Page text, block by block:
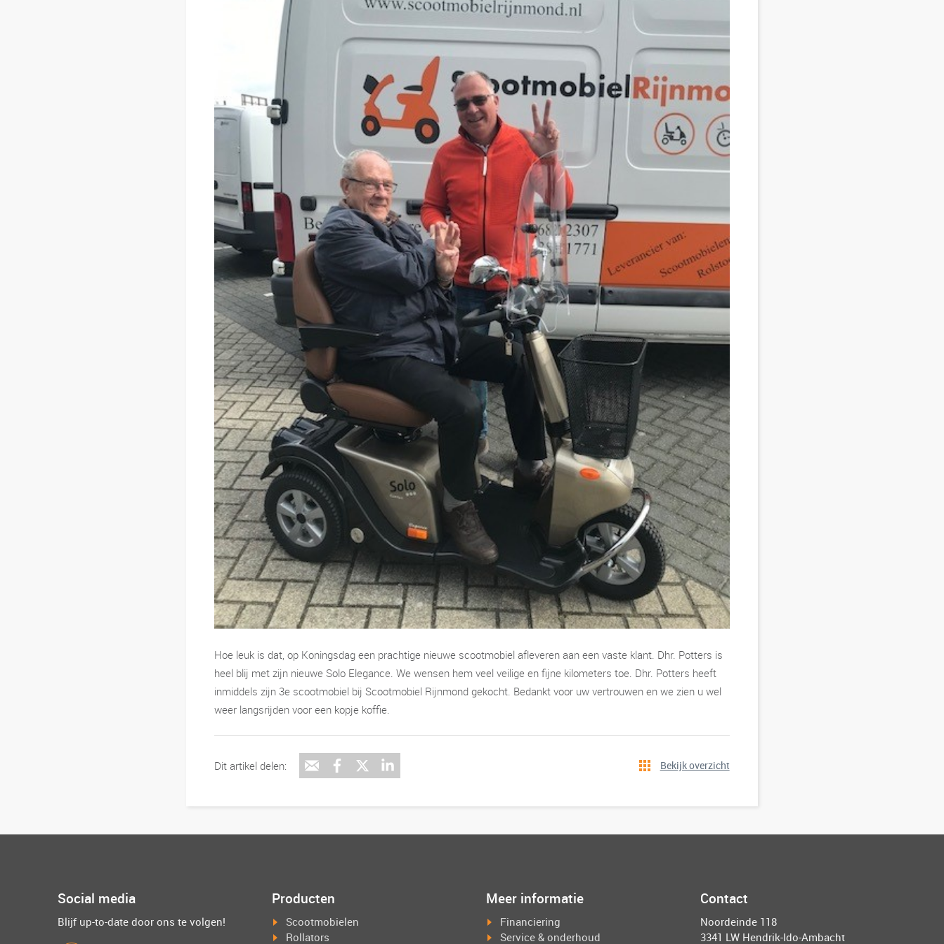
Hoe leuk is dat, op Koningsdag een prachtige nieuwe scootmobiel afleveren aan een vaste klant. Dhr. Potters is
heel blij met zijn nieuwe Solo Elegance. We wensen hem veel veilige en fijne kilometers toe. Dhr. Potters heeft
inmiddels zijn 3e scootmobiel bij Scootmobiel Rijnmond gekocht. Bedankt voor uw vertrouwen en we zien u wel
weer langsrijden voor een kopje koffie.
Dit artikel delen: Bekijk overzicht
Social media
Blijf up-to-date door ons te volgen!
Producten
Scootmobielen
Rollators
Meer informatie
Financiering
Service & onderhoud
Contact
Noordeinde 118
3341 LW Hendrik-Ido-Ambacht